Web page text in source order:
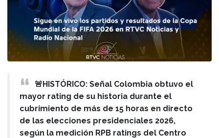
🚨HISTÓRICO: Señal Colombia obtuvo el
mayor rating de su historia durante el
cubrimiento de más de 15 horas en directo
de las elecciones presidenciales 2026,
según la medición RPB ratings del Centro